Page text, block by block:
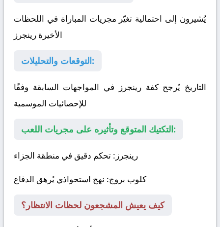
يُشيرون إلى احتمالية تغيّر مجريات المباراة في اللحظات
الأخيرة رينجرز
التوقعات والتحليلات:
التاريخ يُرجح كفة رينجرز في المواجهات السابقة وفقًا
للإحصائيات الموسمية
التكتيك المتوقع وتأثيره على مجريات اللعب:
رينجرز : تحكم دقيق في منطقة الجزاء
كلوب بروج: نهج استحواذي يُرهق الدفاع
كيف يعيش المشجعون لحظات الانتظار؟